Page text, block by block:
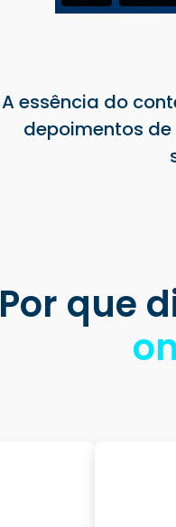
A essência do
depoimentos
Por que